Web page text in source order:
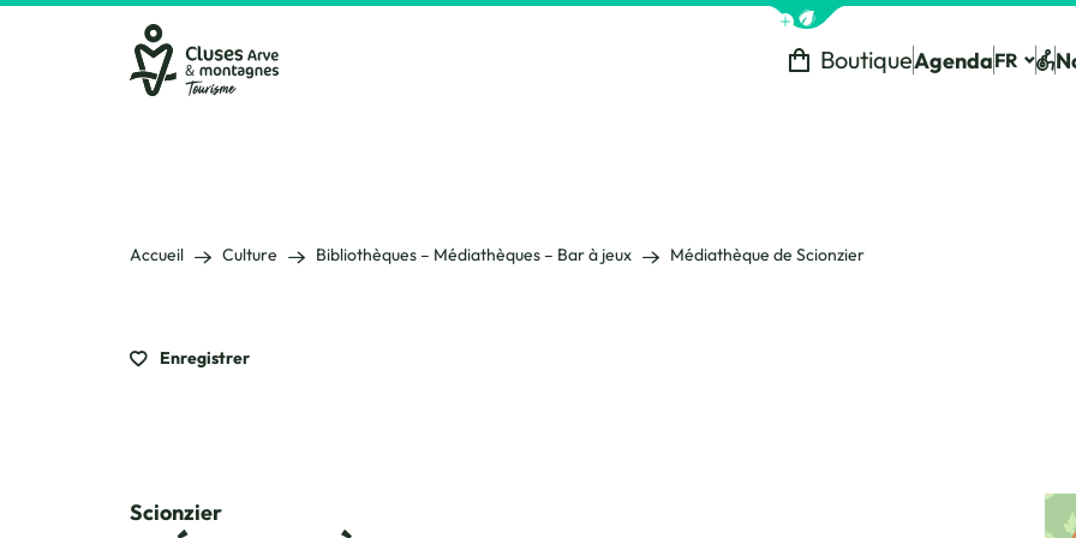
Afficher la barre de navigation
BoutiqueAgendaFR
Accueil Culture Bibliothèques – Médiathèques – Bar à jeux Médiathèque de Scionzier
Enregistrer
Scionzier